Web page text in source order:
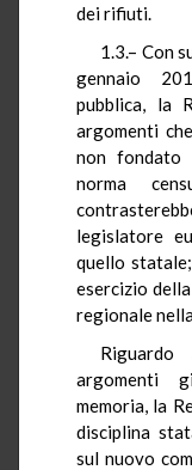
dei rifiuti.
1.3.– Con
gennaio
pubblica, la
argomenti
non fondato
norma
legislatore
quello
esercizio
regionale
argomenti
memoria, la
disciplina
sul nuovo